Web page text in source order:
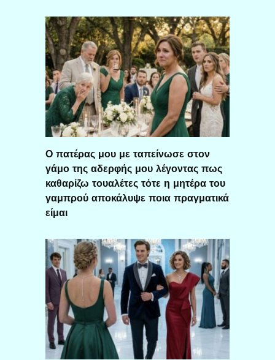
Ο πατέρας μου με ταπείνωσε στον
γάμο της αδερφής μου λέγοντας πως
καθαρίζω τουαλέτες τότε η μητέρα του
γαμπρού αποκάλυψε ποια πραγματικά
είμαι